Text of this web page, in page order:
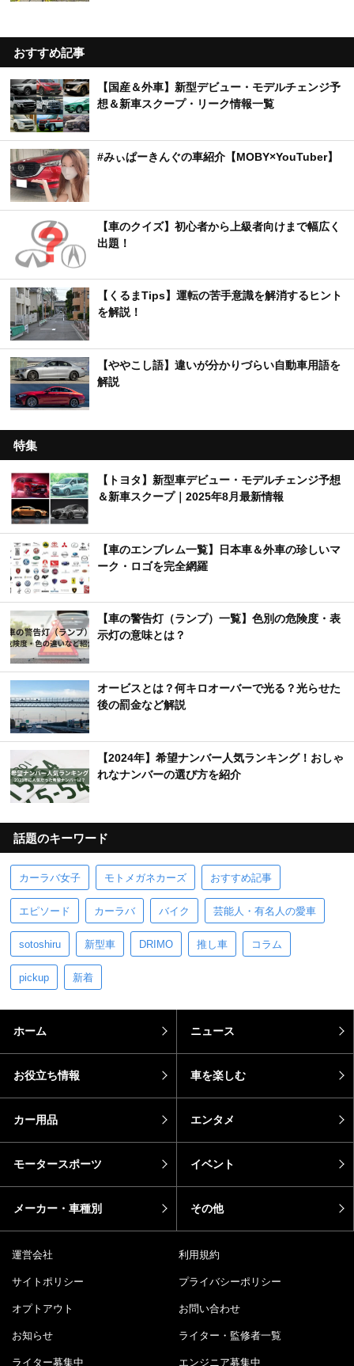
おすすめ記事
【国産＆外車】新型デビュー・モデルチェンジ予
想＆新車スクープ・リーク情報一覧
#みぃぱーきんぐの車紹介【MOBY×YouTuber】
【車のクイズ】初心者から上級者向けまで幅広く
出題！
【くるまTips】運転の苦手意識を解消するヒント
を解説！
【ややこし語】違いが分かりづらい自動車用語を
解説
特集
【トヨタ】新型車デビュー・モデルチェンジ予想
＆新車スクープ｜2025年8月最新情報
【車のエンブレム一覧】日本車＆外車の珍しいマ
ーク・ロゴを完全網羅
【車の警告灯（ランプ）一覧】色別の危険度・表
示灯の意味とは？
オービスとは？何キロオーバーで光る？光らせた
後の罰金など解説
【2024年】希望ナンバー人気ランキング！おしゃ
れなナンバーの選び方を紹介
話題のキーワード
カーラバ女子 モトメガネカーズ おすすめ記事
エピソード カーラバ バイク 芸能人・有名人の愛車
sotoshiru 新型車 DRIMO 推し車 コラム
pickup 新着
ホーム ニュース
お役立ち情報 車を楽しむ
カー用品 エンタメ
モータースポーツ イベント
メーカー・車種別 その他
運営会社 利用規約
サイトポリシー プライバシーポリシー
オプトアウト お問い合わせ
お知らせ ライター・監修者一覧
ライター募集中 エンジニア募集中